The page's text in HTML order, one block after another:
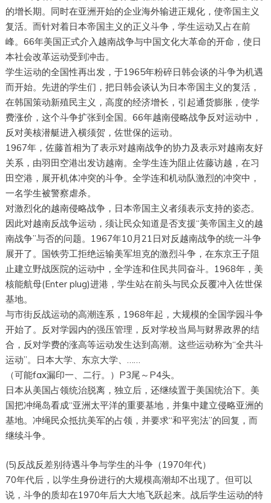
的增长期。同时在亚洲开始的企业海外输进正规化，使帝国主义
复活。而针对着日本帝国主义的正义斗争，学生运动又占在前
峰。66年美国正式介入越南战争与中国文化大革命的开命，使日
本社会改革运动受到冲击。
学生运动的全国性再出发，于1965年粉碎日韩会谈的斗争为机遇
而开始。先进的学生们，把日韩会谈认为日本帝国主义的复活，
在韩国策动新殖民主义，高度的经济增长，引起通货膨胀，使学
费涨价，这个斗争扩张到全国。66年越南侵略战争反对运动中，
反对美核潜艇进入横须贺，佐世保的运动。
1967年，佐藤首相为了表示对越南战争的协力及表示对越南友好
关系，由羽田空港出发访越南。全学生连为阻止佐藤访越，在习
田空港，展开机体冲突的斗争。全学连和机动队激烈的冲突中，
一名学生被警察虐杀。
对激烈化的越南侵略战争，日本帝国主义者须表示支持的姿态。
因此对越南反战争运动，须让民众知道是否支援“美帝国主义的越
南战争”与否的问题。1967年10月21日对反越南战争的统一斗争
展开了。国铁劳工拒绝运输美军坦克的激烈斗争，在东京王子阻
止建立野战医院的运动中，全学连和住民共同奋斗。1968年，美
核能航母(Enter plug)进港，学生站在前头与民众反覆冲入佐世保
基地。
与市街反战运动的高潮连系，1968年起，大规模的全国学园斗争
开始了。反对学园内的强压管理，反对学校当局与财界政界的结
合，反对学费的涨高等运动发生达到高潮。这些运动称为“全共斗
运动”。日本大学、东京大学、……
（可能fax漏印一、二行。）P3尾～P4头。
日本从美国占领统治脱离，独立后，还继续置于美国统治下。美
国把冲绳岛看成“亚洲太平洋的重要基地，并集中建立侵略亚洲的
基地。冲绳民众抵抗美军的占领，并要求“和平宪法”的回复，而
继续斗争。
(5)反战反差别待遇斗争与学生的斗争（1970年代）
70年代后，以学生身份进行的大规模高潮却不出现了。但可以
说，斗争的质却在1970年后大大地飞跃起来。战后学生运动的特